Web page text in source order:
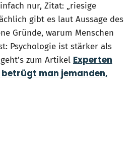
nur, Zitat: „riesige
gibt es laut Aussage des
Gründe, warum Menschen
Psychologie ist stärker als
zum Artikel Experten
man jemanden,